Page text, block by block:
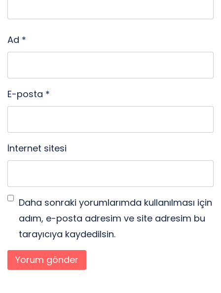
Ad *
E-posta *
İnternet sitesi
Daha sonraki yorumlarımda kullanılması için
adım, e-posta adresim ve site adresim bu
tarayıcıya kaydedilsin.